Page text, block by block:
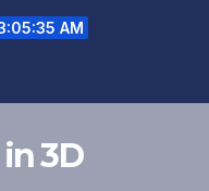
AM
3D